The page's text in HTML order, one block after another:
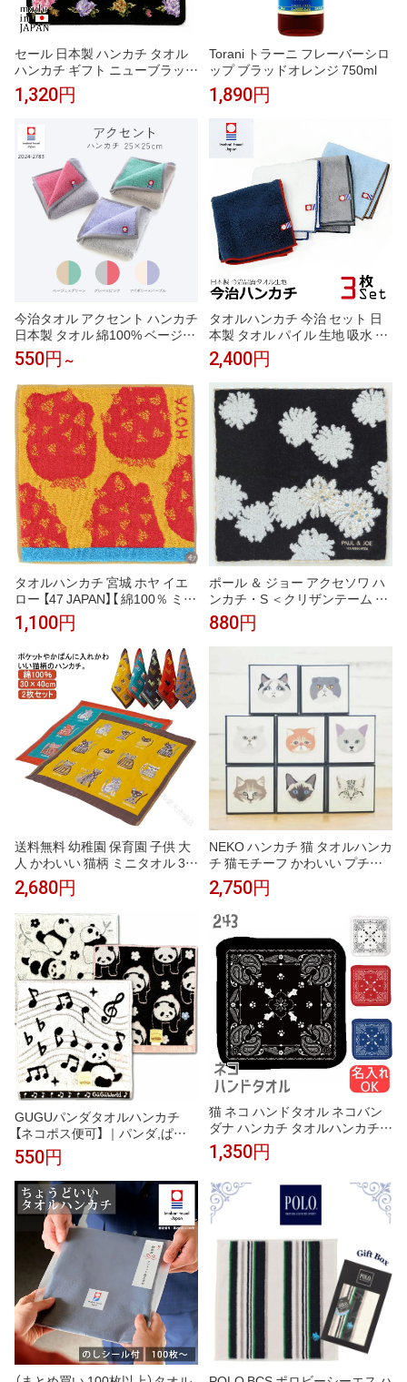
セール 日本製 ハンカチ タオル
ハンカチ ギフト ニューブラック
小花 シェニール織 ブランド レ
ディース アーンジョーギフト プ
1,320円
Torani トラーニ フレーバーシロ
ップ ブラッドオレンジ 750ml
1,890円
今治タオル アクセント ハンカチ
日本製 タオル 綿100% ベージュ
アイボリー グレー ピンク グリ
ーン パープル 1枚 3枚 5枚 全色
セット かわいい おしゃれ ギフ
ト プレゼント 引越し祝い ギフ
ト タオルギフト
550円 ～
タオルハンカチ 今治 セット 日
本製 タオル パイル 生地 吸水 タ
オル ハンカチ 3枚セット メンズ
ビジネス カジュアル 今治 ブラ
ンド
2,400円
タオルハンカチ 宮城 ホヤ イエ
ロー 【47 JAPAN】【 綿100％ ミニ
タオル プレゼント ギフト プチ
ギフト 引越 挨拶 内祝 お礼 お返
1,100円
ポール ＆ ジョー アクセソワ ハ
ンカチ・S ＜クリザンテーム ・
ネイビー＞ 25×25cm タオルハ
ンカチ レディース かわいい お
しゃれ プレゼント ブランド
880円
送料無料 幼稚園 保育園 子供 大
人 かわいい 猫柄 ミニタオル 30
×40cm 綿100％ ガーゼ 2枚セッ
ト タオル ハンカチ タオルハン
カチ
2,680円
NEKO ハンカチ 猫 タオルハンカ
チ 猫モチーフ かわいい プチギ
フト プレゼント 猫好き 女性 男
性 お礼 お返し クリスマス
2,750円
GUGUパンダタオルハンカチ
【ネコポス便可】 ｜パンダ,ぱん
だグッズ,タオル,ハンカチ,ハン
ドタオル,ミニハンカチ,中国,中
華街,可愛い,プレゼント,実用,プ
チギフト,赤ちゃん,パンダ雑貨,
ro0805
550円
猫 ネコ ハンドタオル ネコバン
ダナ ハンカチ タオルハンカチ
名入れ 記念品 アニバーサリー
入園 入学 卒園 卒業 入学祝い 還
コ好き 雑貨 かわいい グッズ プ
レゼント ギフト
1,350円